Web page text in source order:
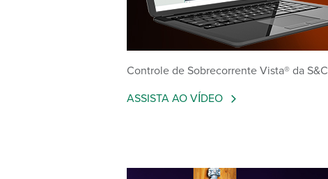
Controle de Sobrecorrente Vista® da S&C
ASSISTA AO VÍDEO